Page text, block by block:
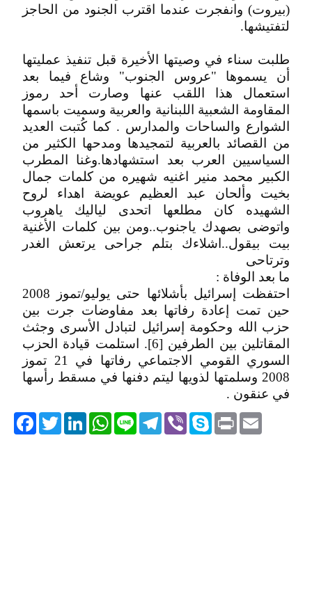
(بيروت) وانفجرت عندما اقترب الجنود من الحاجز
لتفتيشها.
طلبت سناء في وصيتها الأخيرة قبل تنفيذ عمليتها
أن يسموها "عروس الجنوب" وشاع فيما بعد
استعمال هذا اللقب عنها وصارت أحد رموز
المقاومة الشعبية اللبنانية والعربية وسميت باسمها
الشوارع والساحات والمدارس . كما كُتبت العديد
من القصائد بالعربية لتمجيدها ومدحها الكثير من
السياسيين العرب بعد استشهادها.وغنا المطرب
الكبير محمد منير اغنيه شهيره من كلمات جمال
بخيت وألحان عبد العظيم عويضة اهداء لروح
الشهيده كان مطلعها اتحدى لياليك ياهروب
واتوضى بصهدك ياجنوب..ومن بين كلمات الأغنية
بيت بيقول..اشلاءك بتلم جراحى يرتعش الغدر
وترتاحى
ما بعد الوفاة :
احتفظت إسرائيل بأشلائها حتى يوليو/تموز 2008
حين تمت إعادة رفاتها بعد مفاوضات جرت بين
حزب الله وحكومة إسرائيل لتبادل الأسرى وجثث
المقاتلين بين الطرفين [6]. استلمت قيادة الحزب
السوري القومي الاجتماعي رفاتها في 21 تموز
2008 وسلمتها لذويها ليتم دفنها في مسقط رأسها
في عنقون .
TwitterLinkedIn
WhatsApp Line
Telegram ViberSkype PrintEmail